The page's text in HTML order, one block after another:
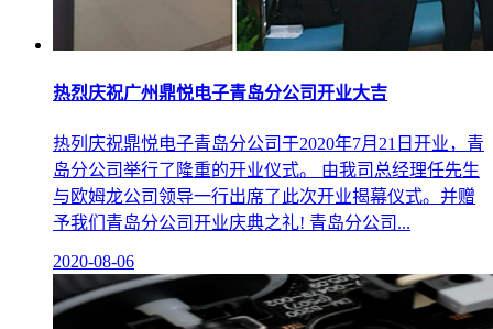
热烈庆祝广州鼎悦电子青岛分公司开业大吉
热列庆祝鼎悦电子青岛分公司于2020年7月21日开业，青
岛分公司举行了隆重的开业仪式。 由我司总经理任先生
与欧姆龙公司领导一行出席了此次开业揭幕仪式。并赠
予我们青岛分公司开业庆典之礼! 青岛分公司...
2020-08-06